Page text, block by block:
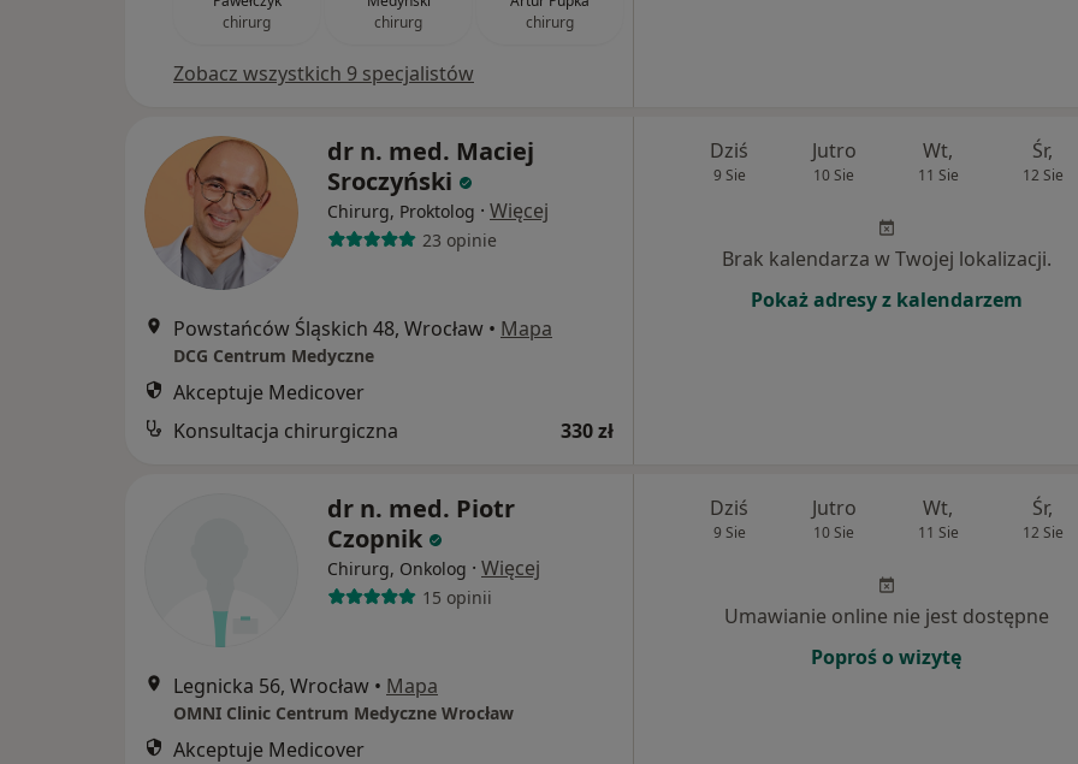
chirurg
chirurg
chirurg
Zobacz wszystkich 9 specjalistów
dr n. med. Maciej
Sroczyński
Chirurg, Proktolog · Więcej
23 opinie
Powstańców Śląskich 48, Wrocław • Mapa
DCG Centrum Medyczne
Akceptuje Medicover
Konsultacja chirurgiczna
330 zł
Dziś
9 Sie
Jutro
10 Sie
Wt,
11 Sie
Śr,
12 Sie
Brak kalendarza w Twojej lokalizacji.
Pokaż adresy z kalendarzem
dr n. med. Piotr
Czopnik
Chirurg, Onkolog · Więcej
15 opinii
Legnicka 56, Wrocław • Mapa
OMNI Clinic Centrum Medyczne Wrocław
Akceptuje Medicover
Dziś
9 Sie
Jutro
10 Sie
Wt,
11 Sie
Śr,
12 Sie
Umawianie online nie jest dostępne
Poproś o wizytę